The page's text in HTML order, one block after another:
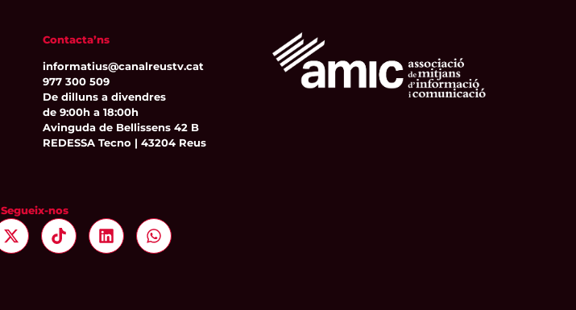
Contacta’ns
informatius@canalreustv.cat
977 300 509
De dilluns a divendres
de 9:00h a 18:00h
Avinguda de Bellissens 42 B
REDESSA Tecno | 43204 Reus
Segueix-nos